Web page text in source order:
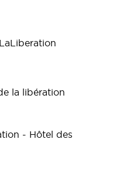
la libération
- Hôtel des